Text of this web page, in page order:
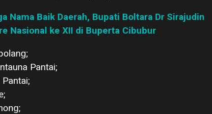
Nama Baik Daerah, Bupati Boltara Dr Sirajudin
Nasional ke XII di Buperta Cibubur
Pantai;